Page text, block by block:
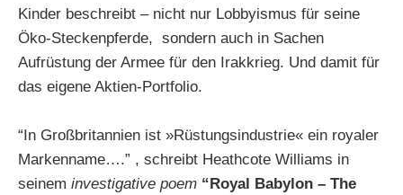
Kinder beschreibt – nicht nur Lobbyismus für seine
Öko-Steckenpferde, sondern auch in Sachen
Aufrüstung der Armee für den Irakkrieg. Und damit für
das eigene Aktien-Portfolio.
“In Großbritannien ist »Rüstungsindustrie« ein royaler
Markenname….” , schreibt Heathcote Williams in
seinem investigative poem “Royal Babylon – The